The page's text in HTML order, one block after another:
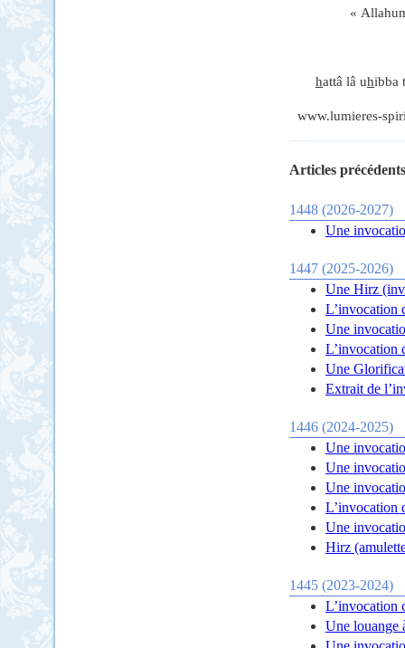
«
hattâ lâ uhibba
www.lumieres-
Articles
1448 (2026-2027)
Une
1447 (2025-2026)
Une Hirz
L’invocation
Une
L’invocation
Une
Extrait de
1446 (2024-2025)
Une
Une
Une
L’invocation
Une
Hirz
1445 (2023-2024)
L’invocation
Une louange